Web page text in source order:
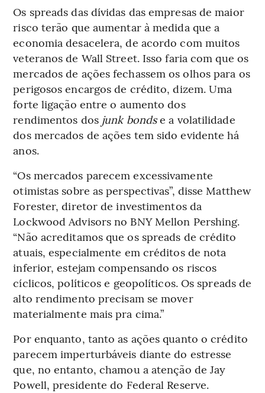
Os spreads das dívidas das empresas de maior
risco terão que aumentar à medida que a
economia desacelera, de acordo com muitos
veteranos de Wall Street. Isso faria com que os
mercados de ações fechassem os olhos para os
perigosos encargos de crédito, dizem. Uma
forte ligação entre o aumento dos
rendimentos dos junk bondse a volatilidade
dos mercados de ações tem sido evidente há
anos.
“Os mercados parecem excessivamente
otimistas sobre as perspectivas”, disse Matthew
Forester, diretor de investimentos da
Lockwood Advisors no BNY Mellon Pershing.
“Não acreditamos que os spreads de crédito
atuais, especialmente em créditos de nota
inferior, estejam compensando os riscos
cíclicos, políticos e geopolíticos. Os spreads de
alto rendimento precisam se mover
materialmente mais pra cima.”
Por enquanto, tanto as ações quanto o crédito
parecem imperturbáveis diante do estresse
que, no entanto, chamou a atenção de Jay
Powell, presidente do Federal Reserve.